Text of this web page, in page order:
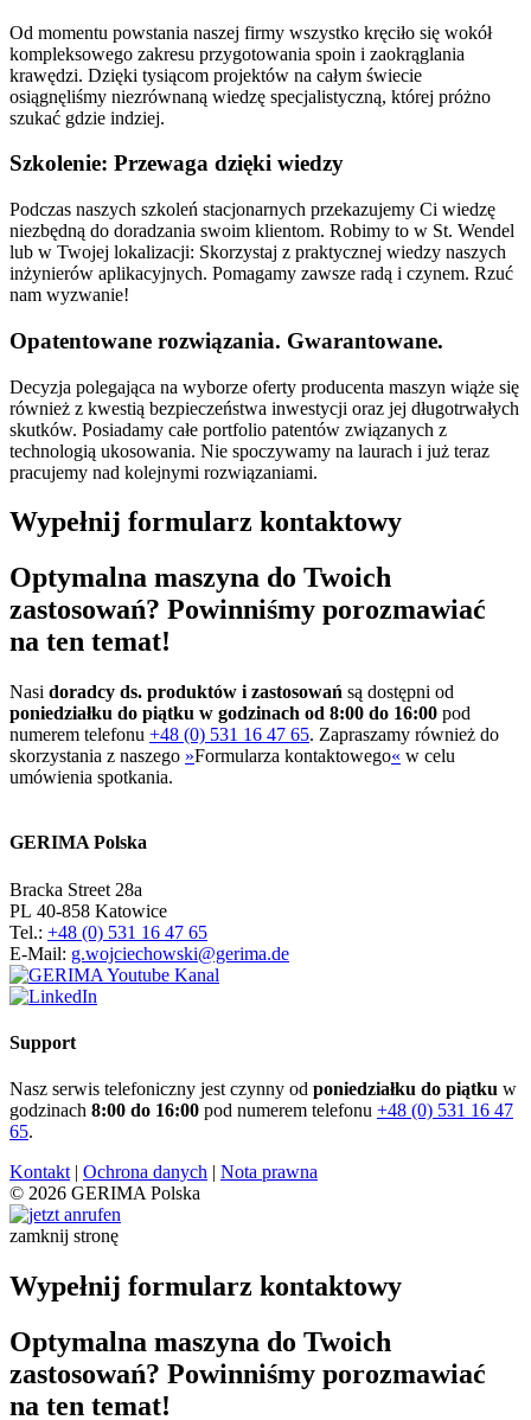
Od momentu powstania naszej firmy wszystko kręciło się wokół
kompleksowego zakresu przygotowania spoin i zaokrąglania
krawędzi. Dzięki tysiącom projektów na całym świecie
osiągnęliśmy niezrównaną wiedzę specjalistyczną, której próżno
szukać gdzie indziej.
Szkolenie: Przewaga dzięki wiedzy
Podczas naszych szkoleń stacjonarnych przekazujemy Ci wiedzę
niezbędną do doradzania swoim klientom. Robimy to w St. Wendel
lub w Twojej lokalizacji: Skorzystaj z praktycznej wiedzy naszych
inżynierów aplikacyjnych. Pomagamy zawsze radą i czynem. Rzuć
nam wyzwanie!
Opatentowane rozwiązania. Gwarantowane.
Decyzja polegająca na wyborze oferty producenta maszyn wiąże się
również z kwestią bezpieczeństwa inwestycji oraz jej długotrwałych
skutków. Posiadamy całe portfolio patentów związanych z
technologią ukosowania. Nie spoczywamy na laurach i już teraz
pracujemy nad kolejnymi rozwiązaniami.
Wypełnij formularz kontaktowy
Optymalna maszyna do Twoich
zastosowań? Powinniśmy porozmawiać
na ten temat!
Nasi doradcy ds. produktów i zastosowań są dostępni od
poniedziałku do piątku w godzinach od 8:00 do 16:00 pod
numerem telefonu +48 (0) 531 16 47 65. Zapraszamy również do
skorzystania z naszego »Formularza kontaktowego« w celu
umówienia spotkania.
GERIMA Polska
Bracka Street 28a
PL 40-858 Katowice
Tel.: +48 (0) 531 16 47 65
E-Mail: g.wojciechowski@gerima.de
Support
Nasz serwis telefoniczny jest czynny od poniedziałku do piątku w
godzinach 8:00 do 16:00 pod numerem telefonu +48 (0) 531 16 47
65.
Kontakt | Ochrona danych | Nota prawna
© 2026 GERIMA Polska
zamknij stronę
Wypełnij formularz kontaktowy
Optymalna maszyna do Twoich
zastosowań? Powinniśmy porozmawiać
na ten temat!